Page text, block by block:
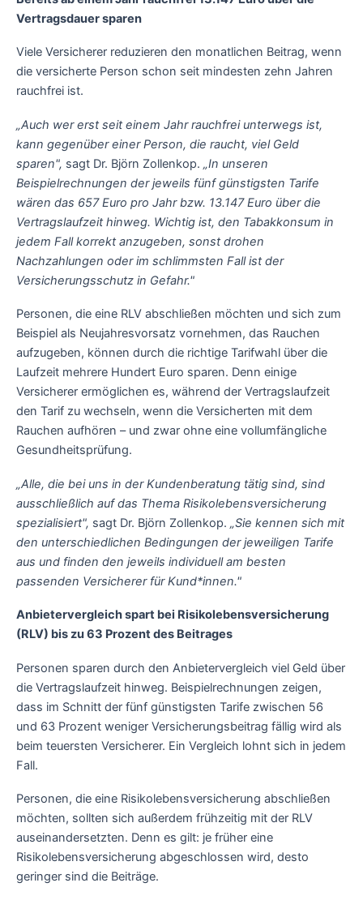
Vertragsdauer sparen
Viele Versicherer reduzieren den monatlichen Beitrag, wenn
die versicherte Person schon seit mindesten zehn Jahren
rauchfrei ist.
„Auch wer erst seit einem Jahr rauchfrei unterwegs ist,
kann gegenüber einer Person, die raucht, viel Geld
sparen", sagt Dr. Björn Zollenkop. „In unseren
Beispielrechnungen der jeweils fünf günstigsten Tarife
wären das 657 Euro pro Jahr bzw. 13.147 Euro über die
Vertragslaufzeit hinweg. Wichtig ist, den Tabakkonsum in
jedem Fall korrekt anzugeben, sonst drohen
Nachzahlungen oder im schlimmsten Fall ist der
Versicherungsschutz in Gefahr."
Personen, die eine RLV abschließen möchten und sich zum
Beispiel als Neujahresvorsatz vornehmen, das Rauchen
aufzugeben, können durch die richtige Tarifwahl über die
Laufzeit mehrere Hundert Euro sparen. Denn einige
Versicherer ermöglichen es, während der Vertragslaufzeit
den Tarif zu wechseln, wenn die Versicherten mit dem
Rauchen aufhören – und zwar ohne eine vollumfängliche
Gesundheitsprüfung.
„Alle, die bei uns in der Kundenberatung tätig sind, sind
ausschließlich auf das Thema Risikolebensversicherung
spezialisiert", sagt Dr. Björn Zollenkop. „Sie kennen sich mit
den unterschiedlichen Bedingungen der jeweiligen Tarife
aus und finden den jeweils individuell am besten
passenden Versicherer für Kund*innen."
Anbietervergleich spart bei Risikolebensversicherung
(RLV) bis zu 63 Prozent des Beitrages
Personen sparen durch den Anbietervergleich viel Geld über
die Vertragslaufzeit hinweg. Beispielrechnungen zeigen,
dass im Schnitt der fünf günstigsten Tarife zwischen 56
und 63 Prozent weniger Versicherungsbeitrag fällig wird als
beim teuersten Versicherer. Ein Vergleich lohnt sich in jedem
Fall.
Personen, die eine Risikolebensversicherung abschließen
möchten, sollten sich außerdem frühzeitig mit der RLV
auseinandersetzten. Denn es gilt: je früher eine
Risikolebensversicherung abgeschlossen wird, desto
geringer sind die Beiträge.